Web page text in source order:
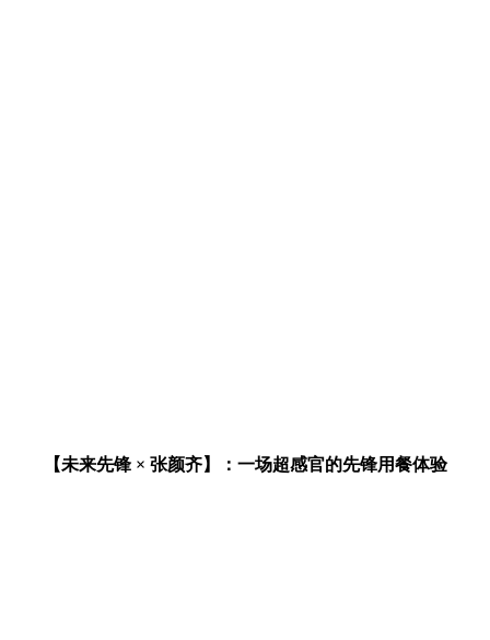
【未来先锋 × 张颜齐】：一场超感官的先锋用餐体验